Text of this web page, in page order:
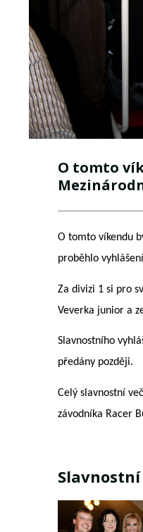
O tomto
O tomto víkendu
proběhlo
Za divizi 1 si pro
Veverka junior a
Slavnostního
předány později.
Celý slavnostní
závodníka Racer